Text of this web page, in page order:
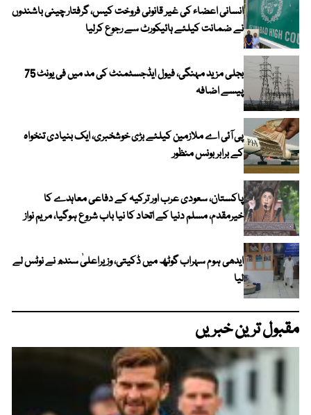
انسانی اعضاء کی غیر قانونی فروخت کیس، گرفتار چینی باشندوں
نے ضمانت کیلئے ہائیکورٹ سے رجوع کرلیا
بجلی مزید مہنگی، فیول ایڈجسٹمنٹ کی مد میں فی یونٹ 75
پیسے اضافہ
پی آئی اے ملازمین کیلئے بڑی خوشخبری، ایک بنیادی تنخواہ
کے برابر بونس منظور
پاکستان، سعودی عرب اور ترکیہ کے دفاعی معاہدے کا
خیرمقدم، مسلم دنیا کے اتحاد کا نیا باب شروع ہوگیا، مریم نواز
ایدھی ہوم سہراب گوٹھ میں ڈکیتی، وزیراعلیٰ سندھ نے نوٹس لے
لیا
مقبول ترین خبریں